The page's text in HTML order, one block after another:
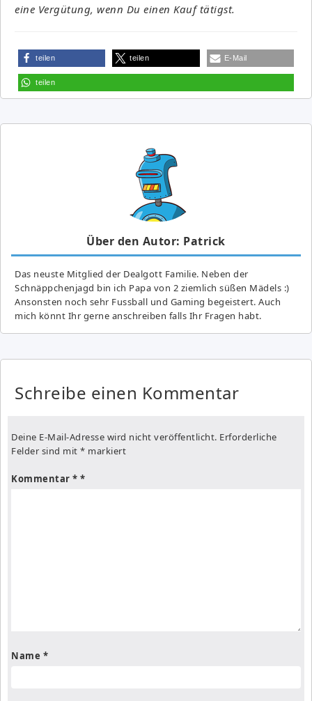
eine Vergütung, wenn Du einen Kauf tätigst.
teilen teilen E-Mail
teilen
Über den Autor: Patrick
Das neuste Mitglied der Dealgott Familie. Neben der
Schnäppchenjagd bin ich Papa von 2 ziemlich süßen Mädels :)
Ansonsten noch sehr Fussball und Gaming begeistert. Auch
mich könnt Ihr gerne anschreiben falls Ihr Fragen habt.
Schreibe einen Kommentar
Deine E-Mail-Adresse wird nicht veröffentlicht. Erforderliche
Felder sind mit * markiert
Kommentar *
Name *